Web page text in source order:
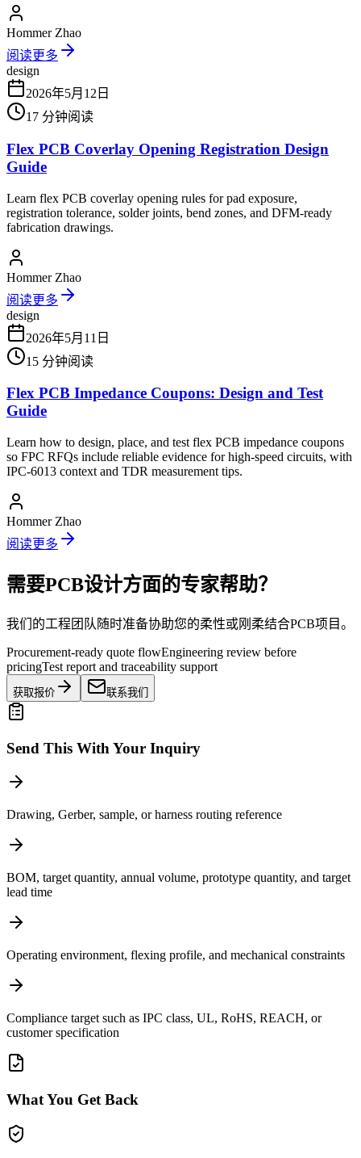
Hommer Zhao
阅读更多
design
2026年5月12日
17 分钟阅读
Flex PCB Coverlay Opening Registration Design
Guide
Learn flex PCB coverlay opening rules for pad exposure,
registration tolerance, solder joints, bend zones, and DFM-ready
fabrication drawings.
Hommer Zhao
阅读更多
design
2026年5月11日
15 分钟阅读
Flex PCB Impedance Coupons: Design and Test
Guide
Learn how to design, place, and test flex PCB impedance coupons
so FPC RFQs include reliable evidence for high-speed circuits, with
IPC-6013 context and TDR measurement tips.
Hommer Zhao
阅读更多
需要PCB设计方面的专家帮助？
我们的工程团队随时准备协助您的柔性或刚柔结合PCB项目。
Procurement-ready quote flowEngineering review before
pricingTest report and traceability support
获取报价 联系我们
Send This With Your Inquiry
Drawing, Gerber, sample, or harness routing reference
BOM, target quantity, annual volume, prototype quantity, and target
lead time
Operating environment, flexing profile, and mechanical constraints
Compliance target such as IPC class, UL, RoHS, REACH, or
customer specification
What You Get Back